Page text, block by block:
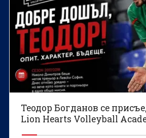
Теодор Богданов се
Lion Hearts Volleyball